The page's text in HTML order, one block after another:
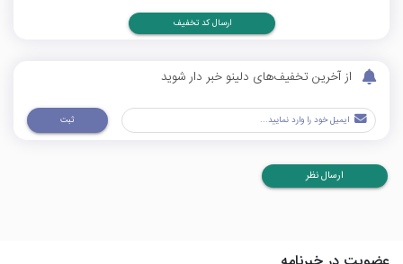
ارسال کد تخفیف
از آخرین تخفیف‌های دلینو خبر دار شوید
ثبت
ارسال نظر